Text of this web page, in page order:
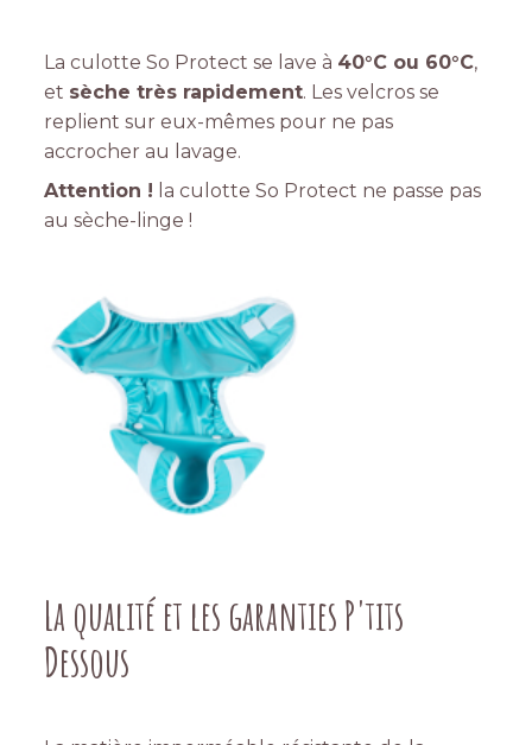
La culotte So Protect se lave à 40°C ou 60°C,
et sèche très rapidement. Les velcros se
replient sur eux-mêmes pour ne pas
accrocher au lavage.
Attention ! la culotte So Protect ne passe pas
au sèche-linge !
La qualité et les garanties P'tits
Dessous